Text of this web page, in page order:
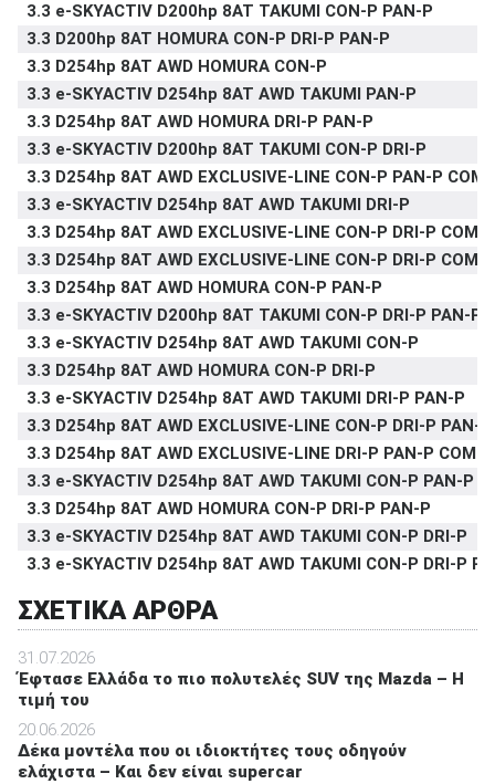
3.3 e-SKYACTIV D200hp 8AT TAKUMI CON-P PAN-P
3.3 D200hp 8AT HOMURA CON-P DRI-P PAN-P
3.3 D254hp 8AT AWD HOMURA CON-P
3.3 e-SKYACTIV D254hp 8AT AWD TAKUMI PAN-P
3.3 D254hp 8AT AWD HOMURA DRI-P PAN-P
3.3 e-SKYACTIV D200hp 8AT TAKUMI CON-P DRI-P
3.3 D254hp 8AT AWD EXCLUSIVE-LINE CON-P PAN-P COM-
3.3 e-SKYACTIV D254hp 8AT AWD TAKUMI DRI-P
3.3 D254hp 8AT AWD EXCLUSIVE-LINE CON-P DRI-P COM-P
3.3 D254hp 8AT AWD EXCLUSIVE-LINE CON-P DRI-P COM-P
3.3 D254hp 8AT AWD HOMURA CON-P PAN-P
3.3 e-SKYACTIV D200hp 8AT TAKUMI CON-P DRI-P PAN-P
3.3 e-SKYACTIV D254hp 8AT AWD TAKUMI CON-P
3.3 D254hp 8AT AWD HOMURA CON-P DRI-P
3.3 e-SKYACTIV D254hp 8AT AWD TAKUMI DRI-P PAN-P
3.3 D254hp 8AT AWD EXCLUSIVE-LINE CON-P DRI-P PAN-
3.3 D254hp 8AT AWD EXCLUSIVE-LINE DRI-P PAN-P COM-P
3.3 e-SKYACTIV D254hp 8AT AWD TAKUMI CON-P PAN-P
3.3 D254hp 8AT AWD HOMURA CON-P DRI-P PAN-P
3.3 e-SKYACTIV D254hp 8AT AWD TAKUMI CON-P DRI-P
3.3 e-SKYACTIV D254hp 8AT AWD TAKUMI CON-P DRI-P
ΣΧΕΤΙΚΑ ΑΡΘΡΑ
31.07.2026
Έφτασε Ελλάδα το πιο πολυτελές SUV της Mazda – Η
τιμή του
20.06.2026
Δέκα μοντέλα που οι ιδιοκτήτες τους οδηγούν
ελάχιστα – Και δεν είναι supercar